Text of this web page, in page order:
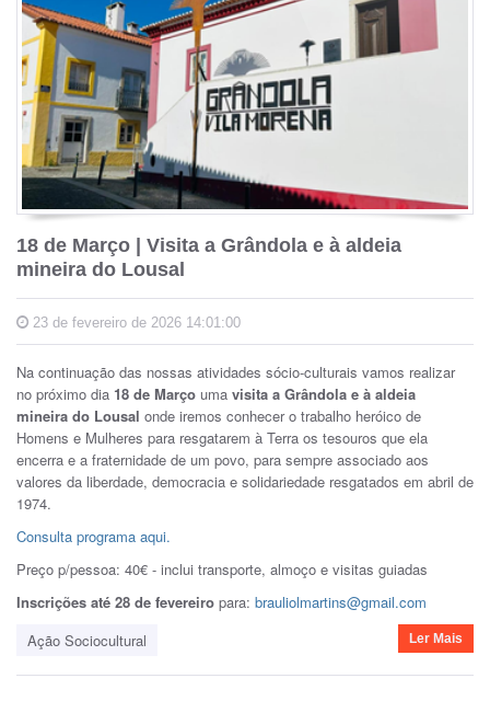
18 de Março | Visita a Grândola e à aldeia
mineira do Lousal
23 de fevereiro de 2026 14:01:00
Na continuação das nossas atividades sócio-culturais vamos realizar
no próximo dia 18 de Março uma visita a Grândola e à aldeia
mineira do Lousal onde iremos conhecer o trabalho heróico de
Homens e Mulheres para resgatarem à Terra os tesouros que ela
encerra e a fraternidade de um povo, para sempre associado aos
valores da liberdade, democracia e solidariedade resgatados em abril de
1974.
Consulta programa aqui.
Preço p/pessoa: 40€ - inclui transporte, almoço e visitas guiadas
Inscrições até 28 de fevereiro para: brauliolmartins@gmail.com
Ação Sociocultural
Ler Mais